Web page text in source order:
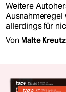
Weitere
Ausnahmeregel
allerdings für
Von Malte